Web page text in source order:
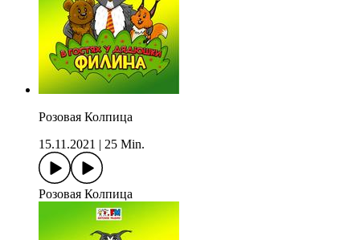
Розовая Колпица
15.11.2021
25 Min.
Розовая Колпица